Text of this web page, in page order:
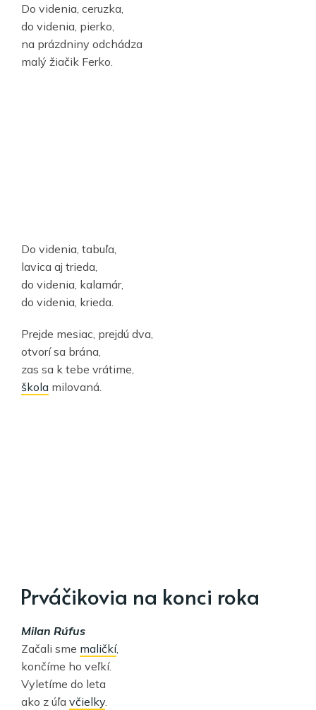
Do videnia, ceruzka,
do videnia, pierko,
na prázdniny odchádza
malý žiačik Ferko.
Do videnia, tabuľa,
lavica aj trieda,
do videnia, kalamár,
do videnia, krieda.
Prejde mesiac, prejdú dva,
otvorí sa brána,
zas sa k tebe vrátime,
škola milovaná.
Prváčikovia na konci roka
Milan Rúfus
Začali sme maličkí,
končíme ho veľkí.
Vyletíme do leta
ako z úľa včielky.